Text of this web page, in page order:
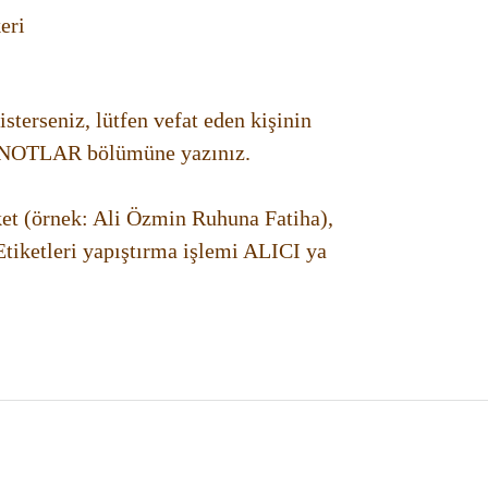
lütfen vefat eden kişinin
bölümüne yazınız.
(örnek: Ali Özmin Ruhuna Fatiha),
yapıştırma işlemi ALICI ya